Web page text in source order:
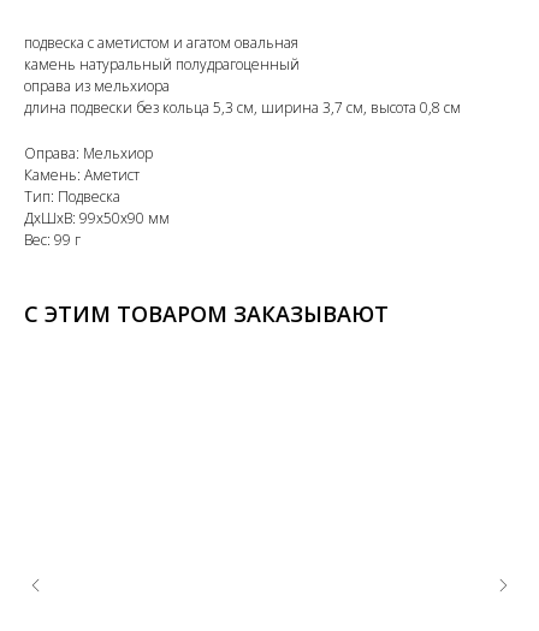
подвеска с аметистом и агатом овальная
камень натуральный полудрагоценный
оправа из мельхиора
длина подвески без кольца 5,3 см, ширина 3,7 см, высота 0,8 см
Оправа: Мельхиор
Камень: Аметист
Тип: Подвеска
ДxШxВ: 99x50x90 мм
Вес: 99 г
С ЭТИМ ТОВАРОМ ЗАКАЗЫВАЮТ